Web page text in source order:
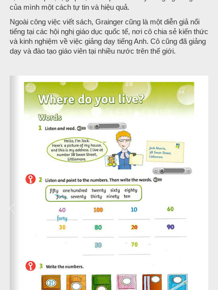
của mình một cách tự tin và hiệu quả.
Ngoài công việc viết sách, Grainger cũng là một diễn giả nổi
tiếng tại các hội nghị giáo dục quốc tế, nơi cô chia sẻ kiến thức
và kinh nghiệm về việc giảng dạy tiếng Anh. Cô cũng đã giảng
dạy và đào tạo giáo viên tại nhiều nước trên thế giới.